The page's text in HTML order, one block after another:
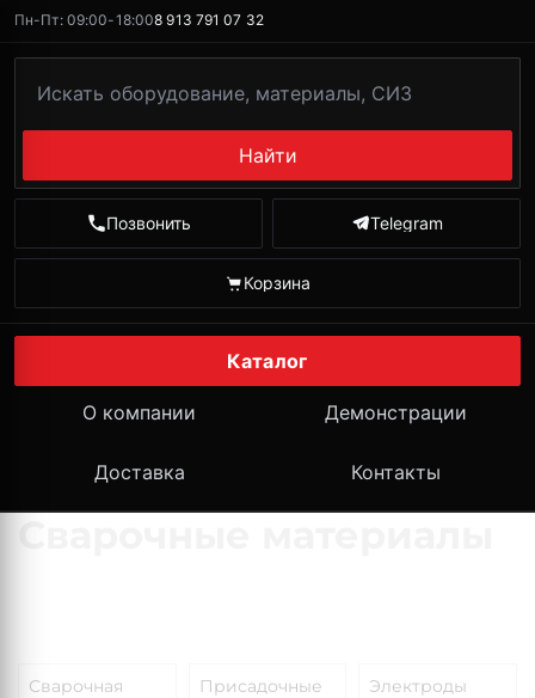
Пн-Пт: 09:00-18:008 913 791 07 32
Найти
Позвонить Telegram
Корзина
Каталог
О компании Демонстрации
Доставка Контакты
Сварочная
Присадочные
Электроды